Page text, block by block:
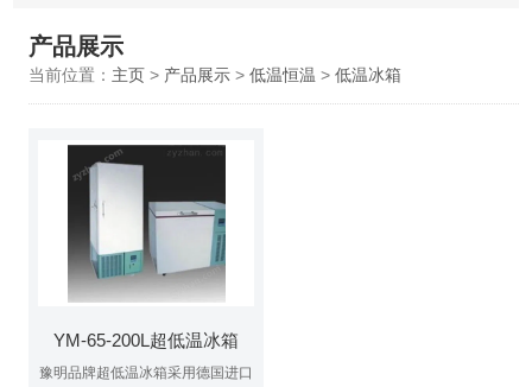
产品展示
当前位置： 主页> 产品展示> 低温恒温 > 低温冰箱
YM-65-200L超低温冰箱
豫明品牌超低温冰箱采用德国进口